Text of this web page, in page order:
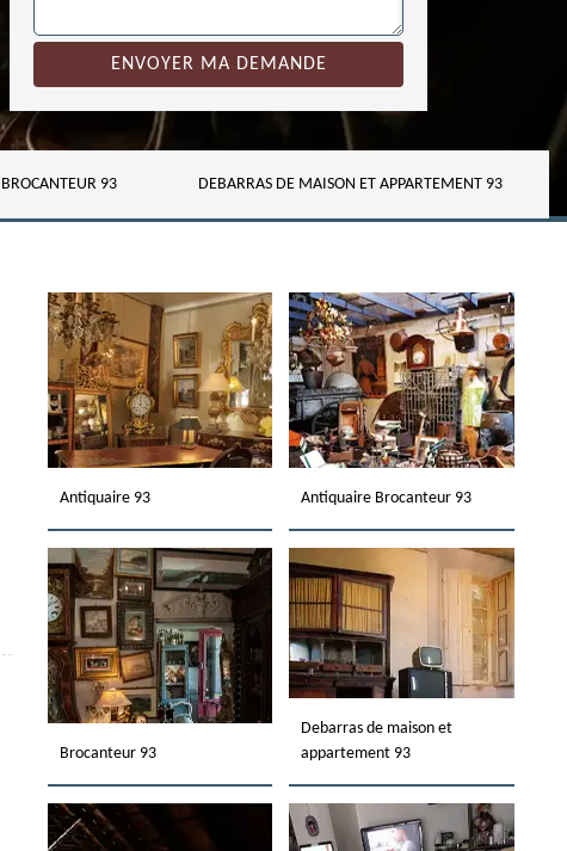
93 DEBARRAS DE MAISON ET APPARTEMENT 93
Antiquaire 93 Antiquaire Brocanteur 93
Brocanteur 93
Debarras de maison et
appartement 93